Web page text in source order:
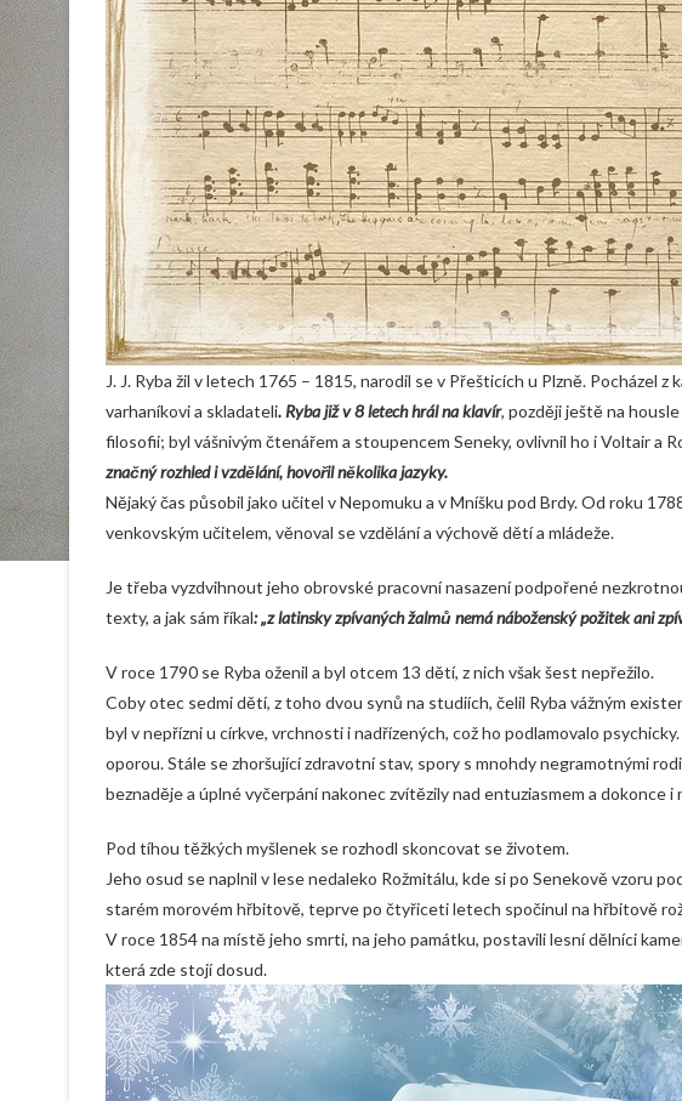
J. J. Ryba žil v letech 1765 – 1815, narodil se v Přešticích u Plzně. Pocházel
varhaníkovi a skladateli. Ryba již v 8 letech hrál na klavír, později ještě na
filosofii; byl vášnivým čtenářem a stoupencem Seneky, ovlivnil ho i Voltair a
značný rozhled i vzdělání, hovořil několika jazyky.
Nějaký čas působil jako učitel v Nepomuku a v Mníšku pod Brdy. Od roku
venkovským učitelem, věnoval se vzdělání a výchově dětí a mládeže.
Je třeba vyzdvihnout jeho obrovské pracovní nasazení podpořené
texty, a jak sám říkal: „z latinsky zpívaných žalmů nemá náboženský požitek ani
V roce 1790 se Ryba oženil a byl otcem 13 dětí, z nich však šest nepřežilo.
Coby otec sedmi dětí, z toho dvou synů na studiích, čelil Ryba vážným
byl v nepřízni u církve, vrchnosti i nadřízených, což ho podlamovalo
oporou. Stále se zhoršující zdravotní stav, spory s mnohdy negramotnými
beznaděje a úplné vyčerpání nakonec zvítězily nad entuziasmem a dokonce i
Pod tíhou těžkých myšlenek se rozhodl skoncovat se životem.
Jeho osud se naplnil v lese nedaleko Rožmitálu, kde si po Senekově vzoru
starém morovém hřbitově, teprve po čtyřiceti letech spočinul na hřbitově
V roce 1854 na místě jeho smrti, na jeho památku, postavili lesní dělníci
která zde stojí dosud.